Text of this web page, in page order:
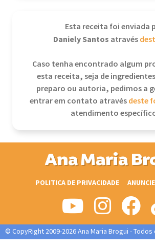
Esta receita foi enviada
Daniely Santos através
Caso tenha encontrado algum
esta receita, seja de
preparo ou autoria, pedimos a
entrar em contato atravésdeste
atendimento
Ana Maria
POLITICA DE PRIVACIDADE ANUNCIE
© CopyRight 2009-2026 Ana Maria Brogui -